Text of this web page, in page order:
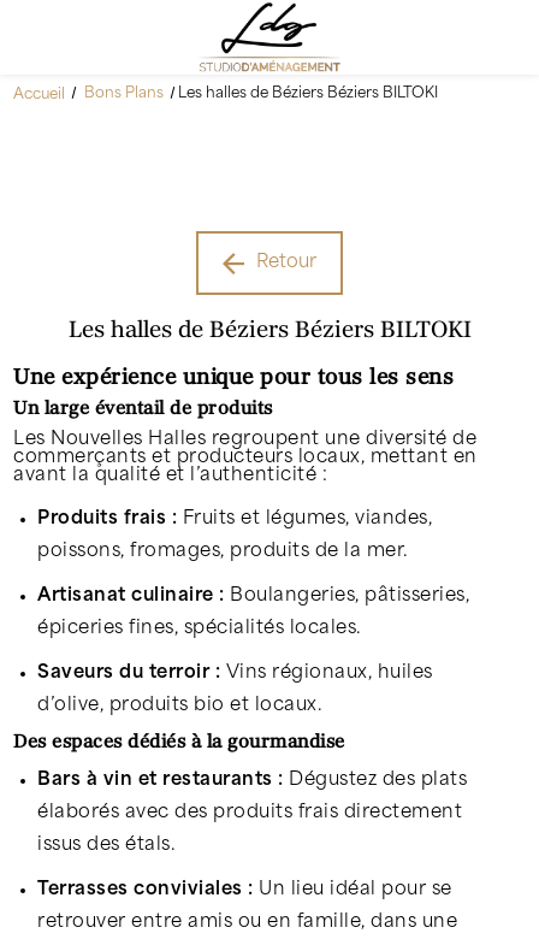
Accueil Bons Plans Les halles de Béziers Béziers BILTOKI
Retour
Les halles de Béziers Béziers BILTOKI
Une expérience unique pour tous les sens
Un large éventail de produits
Les Nouvelles Halles regroupent une diversité de
commerçants et producteurs locaux, mettant en
avant la qualité et l’authenticité :
Produits frais : Fruits et légumes, viandes,
poissons, fromages, produits de la mer.
Artisanat culinaire : Boulangeries, pâtisseries,
épiceries fines, spécialités locales.
Saveurs du terroir : Vins régionaux, huiles
d’olive, produits bio et locaux.
Des espaces dédiés à la gourmandise
Bars à vin et restaurants : Dégustez des plats
élaborés avec des produits frais directement
issus des étals.
Terrasses conviviales : Un lieu idéal pour se
retrouver entre amis ou en famille, dans une